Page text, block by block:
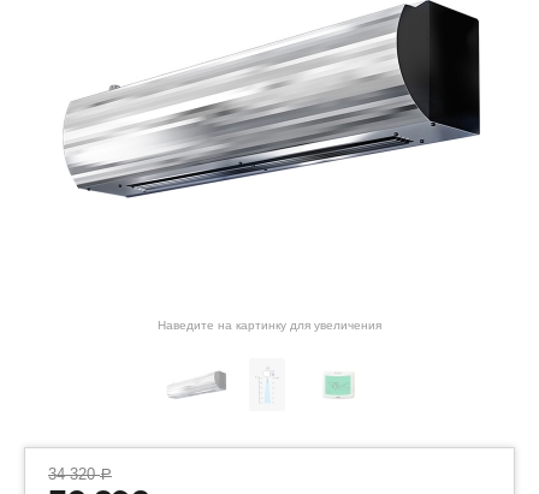
Наведите на картинку для увеличения
34 320 Р